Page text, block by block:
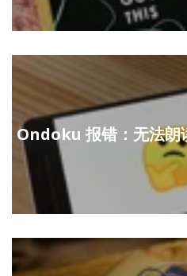
Ondoku 报错：无法朗